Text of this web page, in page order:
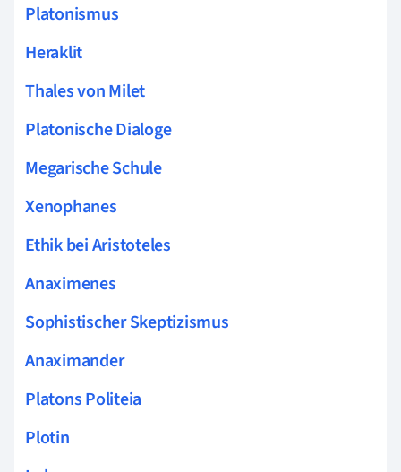
Platonismus
Heraklit
Thales von Milet
Platonische Dialoge
Megarische Schule
Xenophanes
Ethik bei Aristoteles
Anaximenes
Sophistischer Skeptizismus
Anaximander
Platons Politeia
Plotin